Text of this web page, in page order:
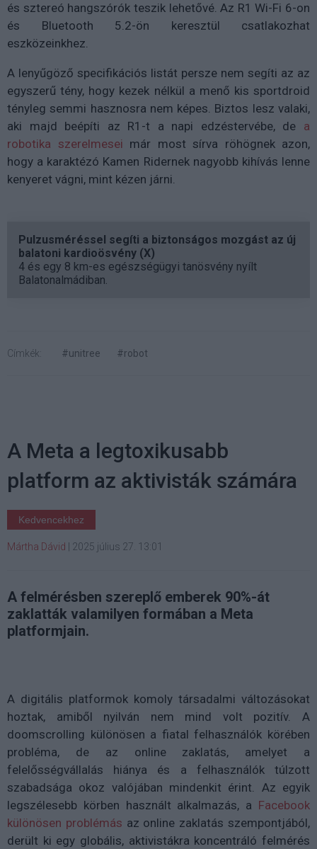
és sztereó hangszórók teszik lehetővé. Az R1 Wi-Fi 6-on
és Bluetooth 5.2-ön keresztül csatlakozhat
eszközeinkhez.
A lenyűgöző specifikációs listát persze nem segíti az az
egyszerű tény, hogy kezek nélkül a menő kis sportdroid
tényleg semmi hasznosra nem képes. Biztos lesz valaki,
aki majd beépíti az R1-t a napi edzéstervébe, de a
robotika szerelmesei már most sírva röhögnek azon,
hogy a karaktézó Kamen Ridernek nagyobb kihívás lenne
kenyeret vágni, mint kézen járni.
Pulzusméréssel segíti a biztonságos mozgást az új
balatoni kardioösvény (X)
4 és egy 8 km-es egészségügyi tanösvény nyílt
Balatonalmádiban.
Címkék: #unitree #robot
A Meta a legtoxikusabb
platform az aktivisták számára
Kedvencekhez
Mártha Dávid 2025 július 27. 13:01
A felmérésben szereplő emberek 90%-át
zaklatták valamilyen formában a Meta
platformjain.
A digitális platformok komoly társadalmi változásokat
hoztak, amiből nyilván nem mind volt pozitív. A
doomscrolling különösen a fiatal felhasználók körében
probléma, de az online zaklatás, amelyet a
felelősségvállalás hiánya és a felhasználók túlzott
szabadsága okoz valójában mindenkit érint. Az egyik
legszélesebb körben használt alkalmazás, a Facebook
különösen problémás az online zaklatás szempontjából,
derült ki egy globális, aktivistákra koncentráló felmérés